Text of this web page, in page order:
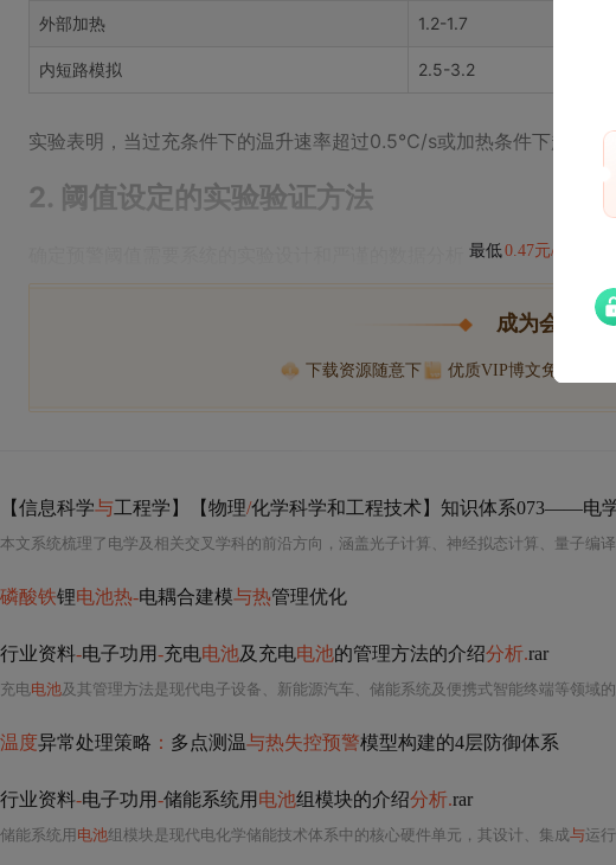
外部加热 1.2-1.7
内短路模拟 2.5-3.2
实验表明，当过充条件下的温升速率超过0.5℃/s或加热条件下超过
2. 阈值设定的实验验证方法
最低0.47元/天
成为会员后,
下载资源随意下 优质VIP博文免费学
【信息科学与工程学】【物理/化学科学和工程技术】知识体系073——电
磷酸铁锂电池热-电耦合建模与热管理优化
行业资料-电子功用-充电电池及充电电池的管理方法的介绍分析.rar
充电电池及其管理方法是现代电子设备、新能源汽车、储能系统及便携式智能终端等领域
温度异常处理策略 ： 多点测温与热失控预警模型构建的4层防御体系
行业资料-电子功用-储能系统用 电池组模块的介绍分析.rar
储能系统用 电池组模块是现代电化学储能技术体系中的核心硬件单元，其设计、集成与运行